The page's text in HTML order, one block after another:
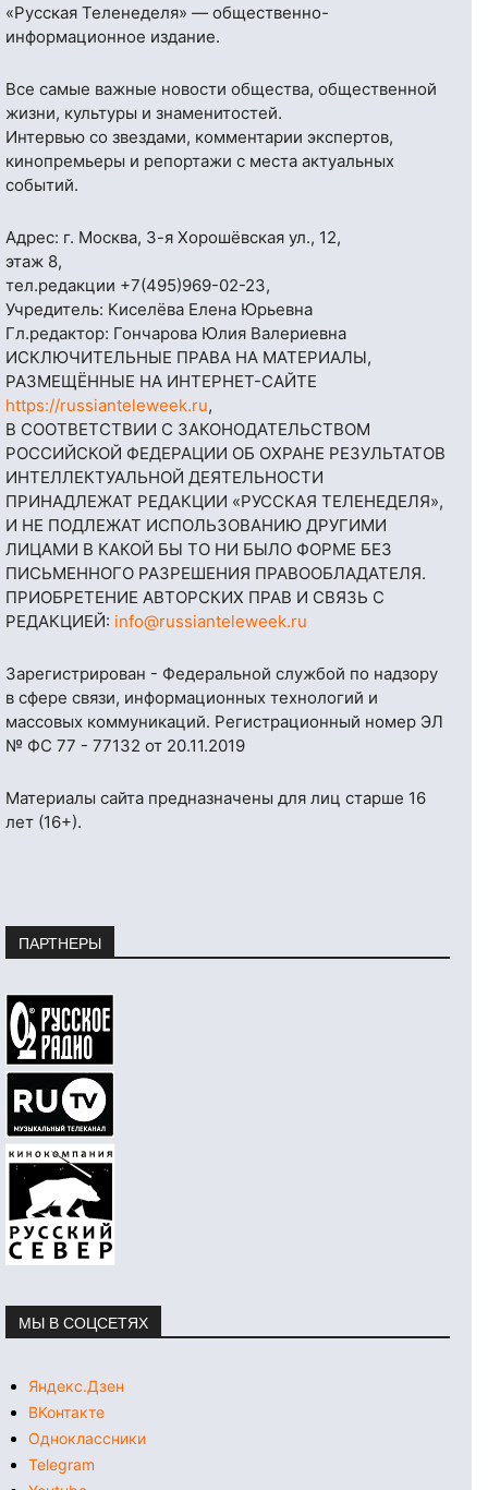
«Русская Теленеделя» — общественно-
информационное издание.
Все самые важные новости общества, общественной
жизни, культуры и знаменитостей.
Интервью со звездами, комментарии экспертов,
кинопремьеры и репортажи с места актуальных
событий.
Адрес: г. Москва, 3-я Хорошёвская ул., 12,
этаж 8,
тел.редакции +7(495)969-02-23,
Учредитель: Киселёва Елена Юрьевна
Гл.редактор: Гончарова Юлия Валериевна
ИСКЛЮЧИТЕЛЬНЫЕ ПРАВА НА МАТЕРИАЛЫ,
РАЗМЕЩЁННЫЕ НА ИНТЕРНЕТ-САЙТЕ
https://russianteleweek.ru,
В СООТВЕТСТВИИ С ЗАКОНОДАТЕЛЬСТВОМ
РОССИЙСКОЙ ФЕДЕРАЦИИ ОБ ОХРАНЕ РЕЗУЛЬТАТОВ
ИНТЕЛЛЕКТУАЛЬНОЙ ДЕЯТЕЛЬНОСТИ
ПРИНАДЛЕЖАТ РЕДАКЦИИ «РУССКАЯ ТЕЛЕНЕДЕЛЯ»,
И НЕ ПОДЛЕЖАТ ИСПОЛЬЗОВАНИЮ ДРУГИМИ
ЛИЦАМИ В КАКОЙ БЫ ТО НИ БЫЛО ФОРМЕ БЕЗ
ПИСЬМЕННОГО РАЗРЕШЕНИЯ ПРАВООБЛАДАТЕЛЯ.
ПРИОБРЕТЕНИЕ АВТОРСКИХ ПРАВ И СВЯЗЬ С
РЕДАКЦИЕЙ: info@russianteleweek.ru
Зарегистрирован - Федеральной службой по надзору
в сфере связи, информационных технологий и
массовых коммуникаций. Регистрационный номер ЭЛ
№ ФС 77 - 77132 от 20.11.2019
Материалы сайта предназначены для лиц старше 16
лет (16+).
ПАРТНЕРЫ
МЫ В СОЦСЕТЯХ
Яндекс.Дзен
ВКонтакте
Одноклассники
Telegram